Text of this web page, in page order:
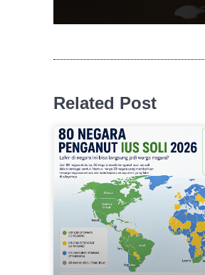
Related Post